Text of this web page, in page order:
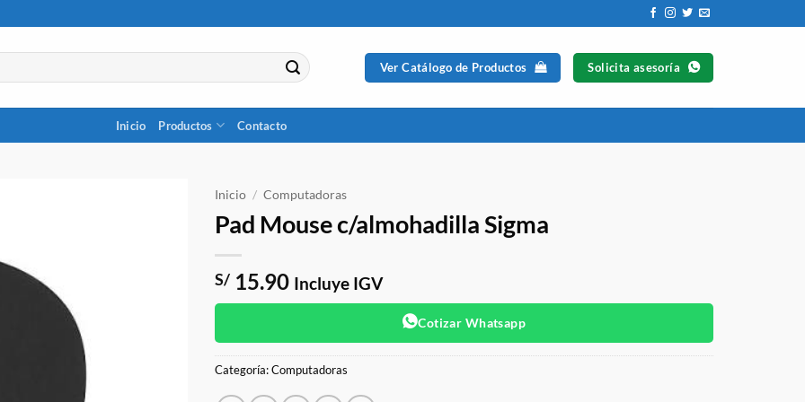
Ver Catálogo de Productos Solicita asesoría
Inicio Productos Contacto
Inicio / Computadoras
Pad Mouse c/almohadilla Sigma
S/ 15.90 Incluye IGV
Cotizar Whatsapp
Categoría:Computadoras